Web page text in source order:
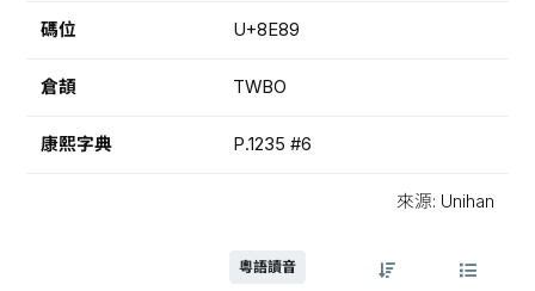
碼位 U+8E89
倉頡 TWBO
康熙字典 P.1235 #6
來源: Unihan
粵語讀音